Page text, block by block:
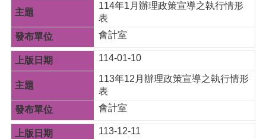
114年1月辦理政策宣導之執行情形
表
會計室
114-01-10
113年12月辦理政策宣導之執行情形
表
會計室
113-12-11